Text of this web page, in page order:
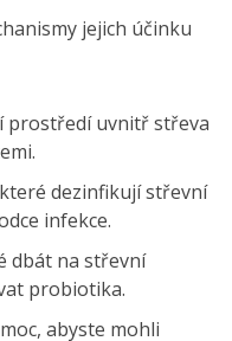
jejich účinku
prostředí uvnitř střeva
dezinfikují střevní
infekce.
dbát na střevní
probiotika.
abyste mohli